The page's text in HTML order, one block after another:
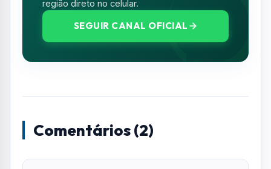
Essa não vou perder!!!!!!
Leitor Anônimo
sábado e domingo outros curtem né vou